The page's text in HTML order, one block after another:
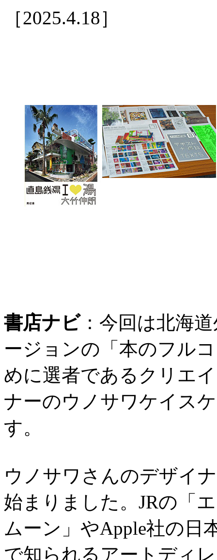
［2025.4.18］
書店ナビ： 今回は北海
ージョンの「本のフル
めに選者であるクリエ
ナーのウノサワケイス
す。
ウノサワさんのデザイ
始まりました。JRの「
ムーン」やApple社の日
で知られるアートディ